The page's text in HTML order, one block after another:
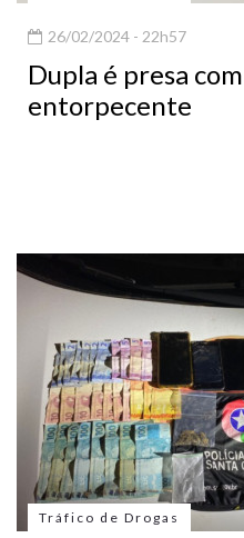
26/02/2024 - 22h57
Dupla é presa
entorpecente
Tráfico de Drogas